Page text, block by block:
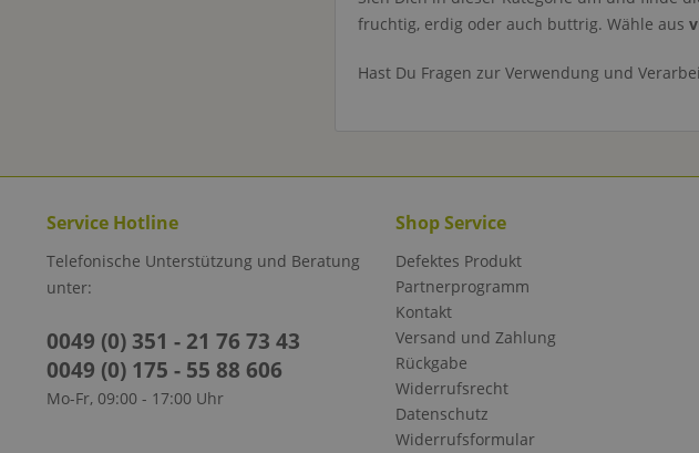
fruchtig, erdig oder auch buttrig. Wähle aus
Hast Du Fragen zur Verwendung und
Service Hotline
Telefonische Unterstützung und Beratung
unter:
0049 (0) 351 - 21 76 73 43
0049 (0) 175 - 55 88 606
Mo-Fr, 09:00 - 17:00 Uhr
Shop Service
Defektes Produkt
Partnerprogramm
Kontakt
Versand und Zahlung
Rückgabe
Widerrufsrecht
Datenschutz
Widerrufsformular